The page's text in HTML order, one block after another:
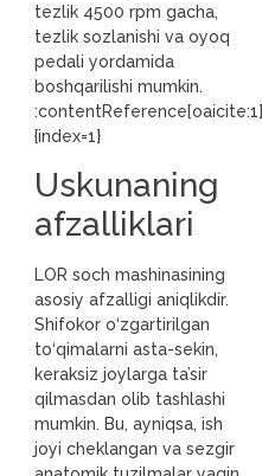
tezlik 4500 rpm gacha,
tezlik sozlanishi va oyoq
pedali yordamida
boshqarilishi mumkin.
:contentReference[oaicite:1]
{index=1}
Uskunaning
afzalliklari
LOR soch mashinasining
asosiy afzalligi aniqlikdir.
Shifokor o‘zgartirilgan
to‘qimalarni asta-sekin,
keraksiz joylarga ta’sir
qilmasdan olib tashlashi
mumkin. Bu, ayniqsa, ish
joyi cheklangan va sezgir